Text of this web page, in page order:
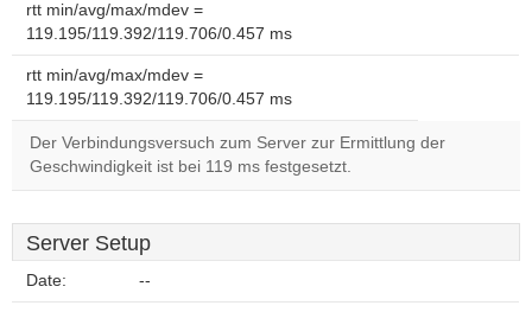
rtt min/avg/max/mdev =
119.195/119.392/119.706/0.457 ms
rtt min/avg/max/mdev =
119.195/119.392/119.706/0.457 ms
Der Verbindungsversuch zum Server zur Ermittlung der
Geschwindigkeit ist bei 119 ms festgesetzt.
Server Setup
Date: --